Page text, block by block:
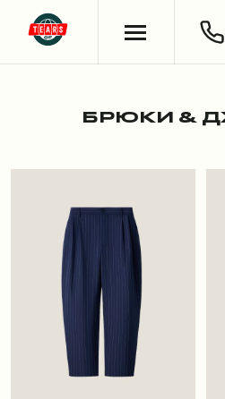
ХУДИ & СВИТШОТЫ
ШОРТЫ
СЪЕМКИ
БРЮКИ &